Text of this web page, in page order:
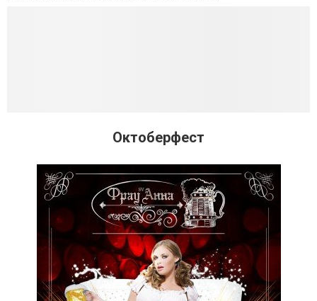
Октоберфест